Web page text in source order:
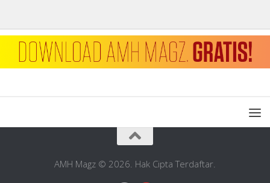
AMH Magz © 2026. Hak Cipta Terdaftar.